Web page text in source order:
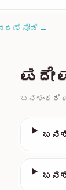
ನೋಡಿ →
ಪದೇ
ಬನಶಂಕರಿ